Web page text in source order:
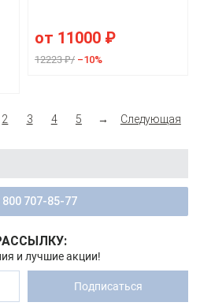
от 11000 ₽
12223 ₽/ –10%
2 3 4 5 → Следующая
800 707-85-77
и лучшие акции!
Подписаться